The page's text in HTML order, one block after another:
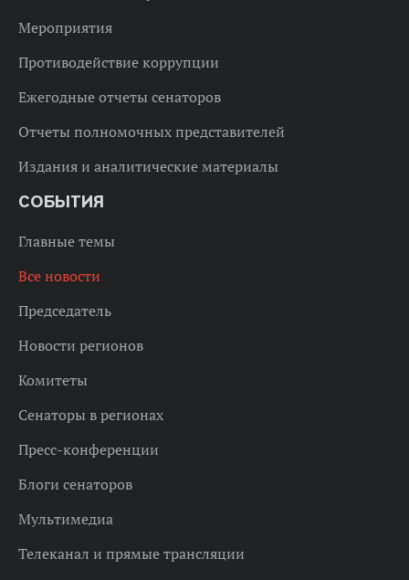
Мероприятия
Противодействие коррупции
Ежегодные отчеты сенаторов
Отчеты полномочных представителей
Издания и аналитические материалы
СОБЫТИЯ
Главные темы
Все новости
Председатель
Новости регионов
Комитеты
Сенаторы в регионах
Пресс-конференции
Блоги сенаторов
Мультимедиа
Телеканал и прямые трансляции